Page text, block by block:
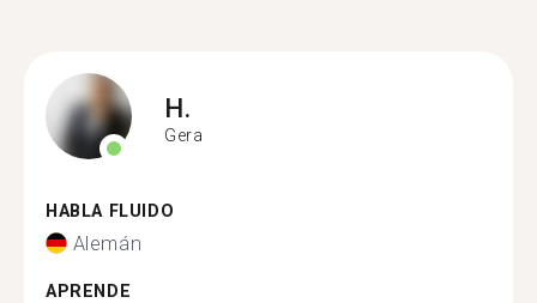
H.
Gera
HABLA FLUIDO
Alemán
APRENDE